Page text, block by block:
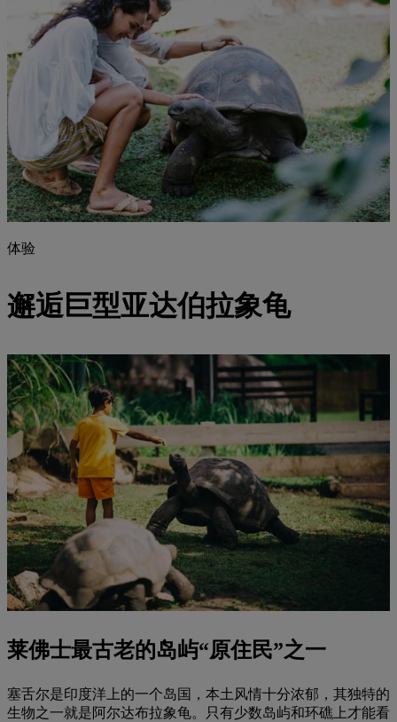
体验
邂逅巨型亚达伯拉象龟
莱佛士最古老的岛屿“原住民”之一
塞舌尔是印度洋上的一个岛国，本土风情十分浓郁，其独特的
生物之一就是阿尔达布拉象龟。只有少数岛屿和环礁上才能看